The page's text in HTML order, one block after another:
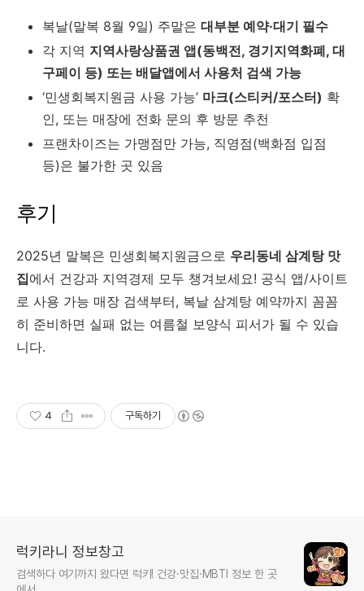
복날(말복 8월 9일) 주말은 대부분 예약·대기 필수
각 지역 지역사랑상품권 앱(동백전, 경기지역화폐, 대
구페이 등) 또는 배달앱에서 사용처 검색 가능
‘민생회복지원금 사용 가능’ 마크(스티커/포스터) 확
인, 또는 매장에 전화 문의 후 방문 추천
프랜차이즈는 가맹점만 가능, 직영점(백화점 입점
등)은 불가한 곳 있음
후기
2025년 말복은 민생회복지원금으로 우리동네 삼계탕 맛
집에서 건강과 지역경제 모두 챙겨보세요! 공식 앱/사이트
로 사용 가능 매장 검색부터, 복날 삼계탕 예약까지 꼼꼼
히 준비하면 실패 없는 여름철 보양식 피서가 될 수 있습
니다.
4 구독하기
럭키라니 정보창고
검색하다 여기까지 왔다면 럭키! 건강·맛집·MBTI 정보 한 곳